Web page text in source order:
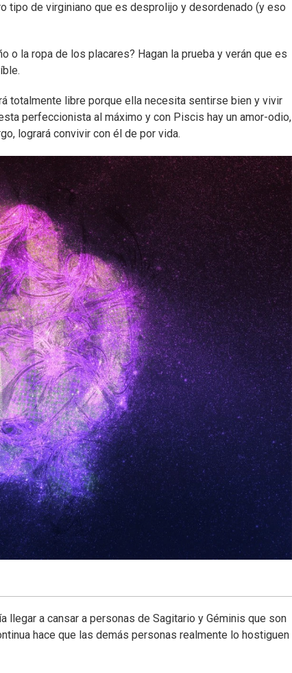
tipo de virginiano que es desprolijo y desordenado (y eso
o la ropa de los placares? Hagan la prueba y verán que es
totalmente libre porque ella necesita sentirse bien y vivir
perfeccionista al máximo y con Piscis hay un amor-odio,
logrará convivir con él de por vida.
llegar a cansar a personas de Sagitario y Géminis que son
hace que las demás personas realmente lo hostiguen